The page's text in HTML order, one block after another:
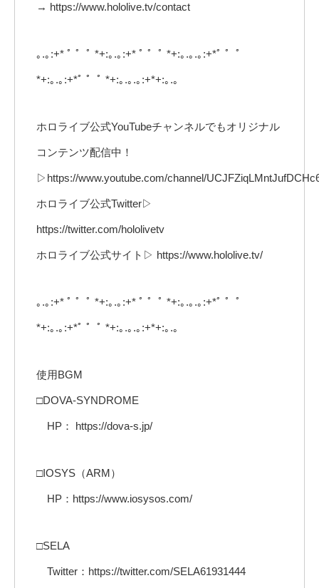
→ https://www.hololive.tv/contact
｡.｡:+* ﾟ ゜ﾟ *+:｡.｡:+* ﾟ ゜ﾟ *+:｡.｡.｡:+*ﾟ ゜ﾟ
*+:｡.｡:+*ﾟ ゜ﾟ *+:｡.｡.｡:+*+:｡.｡
ホロライブ公式YouTubeチャンネルでもオリジナル
コンテンツ配信中！
▷https://www.youtube.com/channel/
ホロライブ公式Twitter▷
https://twitter.com/hololivetv
ホロライブ公式サイト▷ https://www.hololive.tv/
｡.｡:+* ﾟ ゜ﾟ *+:｡.｡:+* ﾟ ゜ﾟ *+:｡.｡.｡:+*ﾟ ゜ﾟ
*+:｡.｡:+*ﾟ ゜ﾟ *+:｡.｡.｡:+*+:｡.｡
使用BGM
□DOVA-SYNDROME
HP： https://dova-s.jp/
□IOSYS（ARM）
HP：https://www.iosysos.com/
□SELA
Twitter：https://twitter.com/SELA61931444